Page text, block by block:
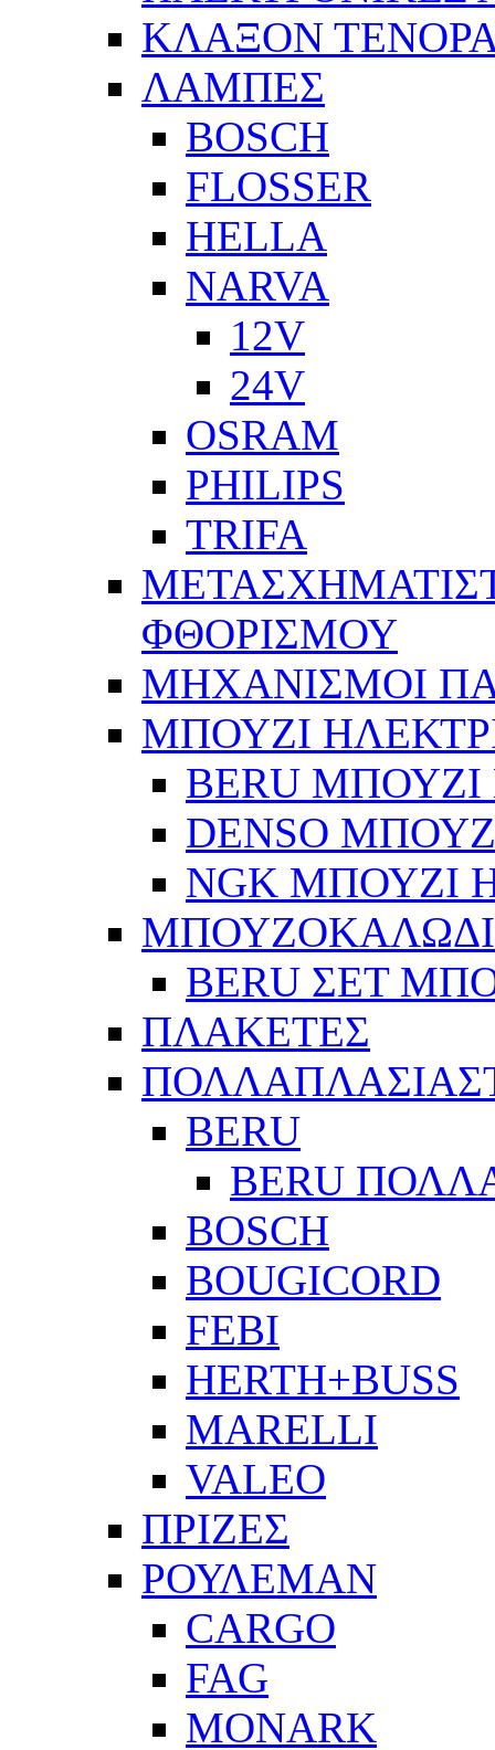
ΚΛΑΞΟΝ
ΛΑΜΠΕΣ
BOSCH
FLOSSER
HELLA
NARVA
12V
24V
OSRAM
PHILIPS
TRIFA
ΦΘΟΡΙΣΜΟΥ
ΜΗΧΑΝΙΣΜΟΙ
ΜΠΟΥΖΙ
BERU
DENSO
NGK ΜΠΟΥΖΙ
BERU ΣΕΤ
ΠΛΑΚΕΤΕΣ
BERU
BERU
BOSCH
BOUGICORD
FEBI
HERTH+BUSS
MARELLI
VALEO
ΠΡΙΖΕΣ
ΡΟΥΛΕΜΑΝ
CARGO
FAG
MONARK